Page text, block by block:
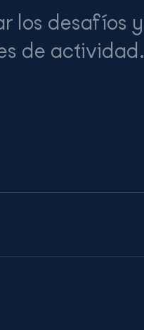
los desafíos y
de actividad.